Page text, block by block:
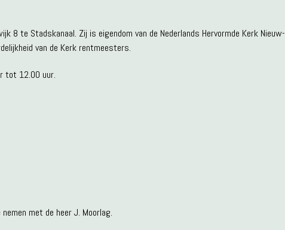
8 te Stadskanaal. Zij is eigendom van de Nederlands Hervormde Kerk Nieuw-
van de Kerk rentmeesters.
tot 12.00 uur.
met de heer J. Moorlag.